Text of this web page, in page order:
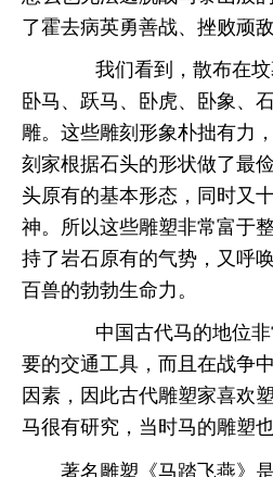
了霍去病英勇善战、挫败顽
我们看到，散布在坟
卧马、跃马、卧虎、卧象、
雕。这些雕刻形象朴拙有力
刻家根据石头的形状做了最
头原有的基本形态，同时又
神。所以这些雕塑非常富于
持了岩石原有的气势，又呼
百兽的勃勃生命力。
中国古代马的地位非
要的交通工具，而且在战争
因素，因此古代雕塑家喜欢
马很有研究，当时马的雕塑
著名雕塑《马踏飞燕》是